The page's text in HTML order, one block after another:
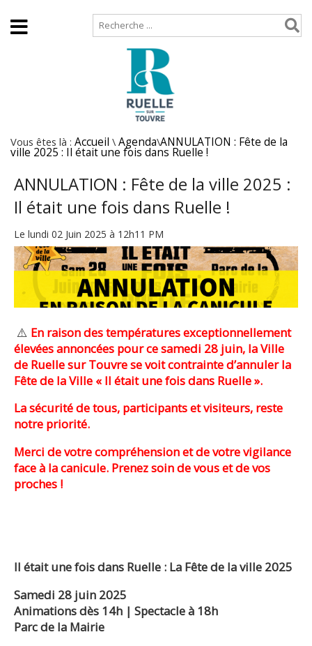
Vous êtes là : Accueil \ Agenda\ANNULATION : Fête de la
ville 2025 : Il était une fois dans Ruelle !
ANNULATION : Fête de la ville 2025 :
Il était une fois dans Ruelle !
Le lundi 02 Juin 2025 à 12h11 PM
⚠️ En raison des températures exceptionnellement
élevées annoncées pour ce samedi 28 juin, la Ville
de Ruelle sur Touvre se voit contrainte d’annuler la
Fête de la Ville « Il était une fois dans Ruelle ».
La sécurité de tous, participants et visiteurs, reste
notre priorité.
Merci de votre compréhension et de votre vigilance
face à la canicule. Prenez soin de vous et de vos
proches !
Il était une fois dans Ruelle : La Fête de la ville 2025
Samedi 28 juin 2025
Animations dès 14h | Spectacle à 18h
Parc de la Mairie